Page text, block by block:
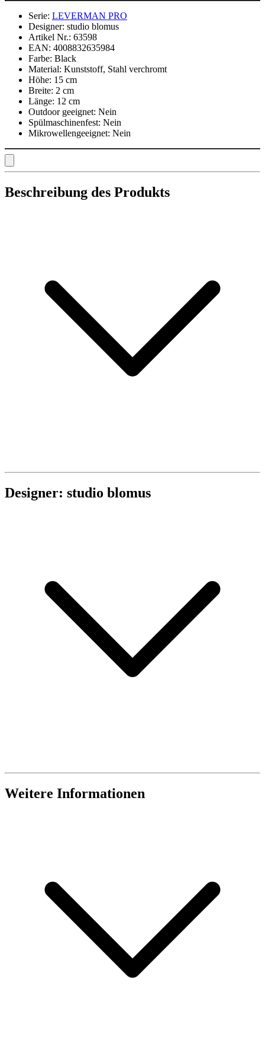
Serie: LEVERMAN PRO
Designer: studio blomus
Artikel Nr.: 63598
EAN: 4008832635984
Farbe: Black
Material: Kunststoff, Stahl verchromt
Höhe: 15 cm
Breite: 2 cm
Länge: 12 cm
Outdoor geeignet: Nein
Spülmaschinenfest: Nein
Mikrowellengeeignet: Nein
Beschreibung des Produkts
Designer: studio blomus
Weitere Informationen